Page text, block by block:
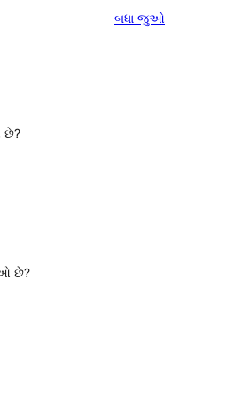
બધા સમીક્ષાઓ
જુઓ
છે?
છે?